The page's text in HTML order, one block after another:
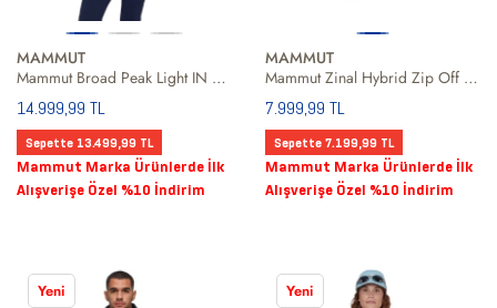
MAMMUT
Mammut Broad Peak Light IN Hooded Kadın Outdoor Ceketi
14.999,99 TL
Sepette 13.499,99 TL
Mammut Marka Ürünlerde İlk
Alışverişe Özel %10 İndirim
MAMMUT
Mammut Zinal Hybrid Zip Off Men Erkek Yeşil Outdoor Pantolonu
7.999,99 TL
Sepette 7.199,99 TL
Mammut Marka Ürünlerde İlk
Alışverişe Özel %10 İndirim
Yeni Yeni